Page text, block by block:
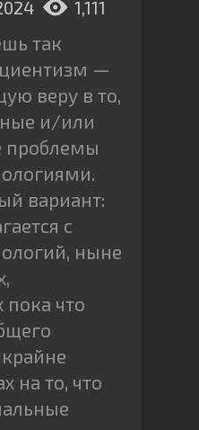
1,111
так
—
веру в то,
и/или
проблемы
вариант:
с
ныне
что
на то, что